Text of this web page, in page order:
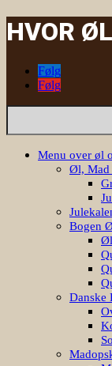
HVOR
Følg
Følg
Søg
Menu over øl
Øl, Mad
Bogen
Danske